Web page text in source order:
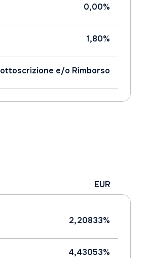
0,00%
1,80%
e/o Rimborso
EUR
2,20833%
4,43053%